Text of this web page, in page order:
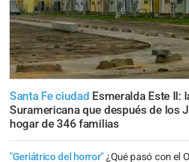
Santa Fe ciudad Esmeralda Este II:
Suramericana que después de los
hogar de 346 familias
"Geriátrico del horror" ¿Qué pasó con el